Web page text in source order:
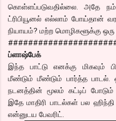
கொள்ளப்படுவதில்லை. அதே
ட்ரிபியூனல் எல்லாம் போய்தான்
நியாயம்? மற்ற மொழிகளூக்கு ஒரு
ப்ளாஷ்பேக்
இந்த பாட்டு எனக்கு மிகவும்
மீண்டும் மீண்டும் பார்த்த பாடல்.
நடனத்தின் மூலம் கட்டிப் போடும்
இதே மாதிரி பாடல்கள் பல
என்னுடய பேவரிட்.